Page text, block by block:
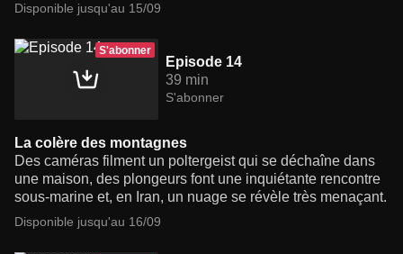
Disponible jusqu'au 15/09
S'abonner
Episode 14
39 min
S'abonner
La colère des montagnes
Des caméras filment un poltergeist qui se déchaîne dans
une maison, des plongeurs font une inquiétante rencontre
sous-marine et, en Iran, un nuage se révèle très menaçant.
Disponible jusqu'au 16/09